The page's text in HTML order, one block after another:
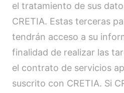
el tratamiento de sus
CRETIA. Estas terceras
tendrán acceso a su
finalidad de realizar las
el contrato de servicios
suscrito con CRETIA. Si